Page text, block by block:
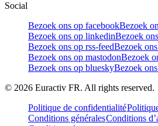
Social
Bezoek ons op facebookBezoek
Bezoek ons op linkedinBezoek
Bezoek ons op rss-feedBezoek
Bezoek ons op mastodonBezoek
Bezoek ons op blueskyBezoek
© 2026 Euractiv FR. All rights reserved.
Politique de confidentialité
Conditions généralesConditions